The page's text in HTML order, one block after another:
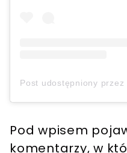
Pod wpisem
komentarzy, w